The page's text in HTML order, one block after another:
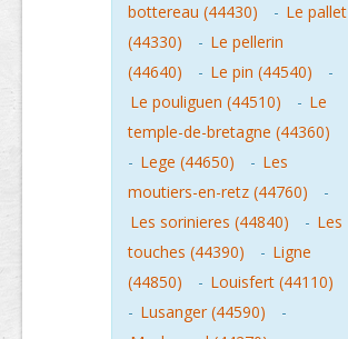
bottereau (44430)
- Le pallet
(44330)
- Le pellerin
(44640)
- Le pin (44540)
-
Le pouliguen (44510)
- Le
temple-de-bretagne (44360)
- Lege (44650) - Les
moutiers-en-retz (44760)
-
Les sorinieres (44840)
- Les
touches (44390)
- Ligne
(44850)
- Louisfert (44110)
- Lusanger (44590)
-